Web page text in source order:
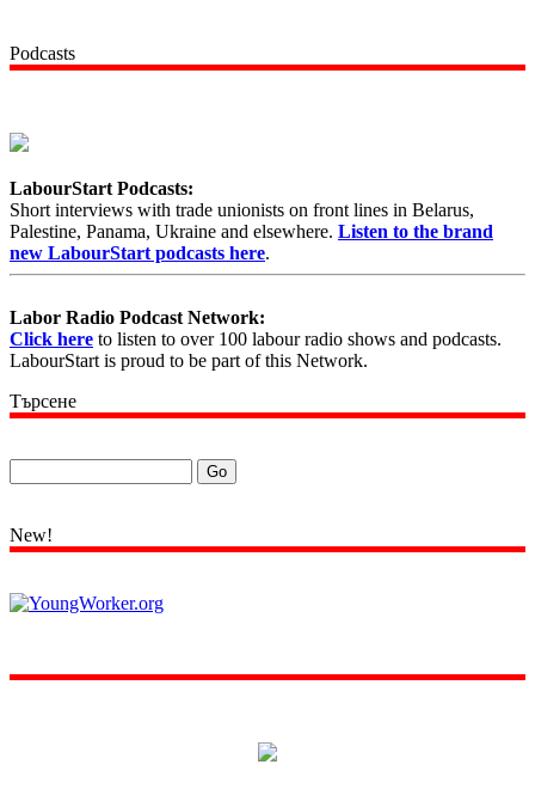
Podcasts
LabourStart Podcasts:
Short interviews with trade unionists on front lines in Belarus,
Palestine, Panama, Ukraine and elsewhere. Listen to the brand
new LabourStart podcasts here.
Labor Radio Podcast Network:
Click here to listen to over 100 labour radio shows and podcasts.
LabourStart is proud to be part of this Network.
Търсене
New!